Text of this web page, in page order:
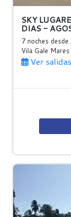
SKY
DIAS -
7 noches
Vila Gale
Ver salidas